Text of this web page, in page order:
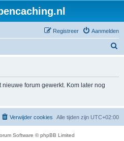
Aanmelden
Registreer
forum gewerkt. Kom later nog
Alle tijden zijn UTC+02:00
Verwijder cookies
Software © phpBB Limited